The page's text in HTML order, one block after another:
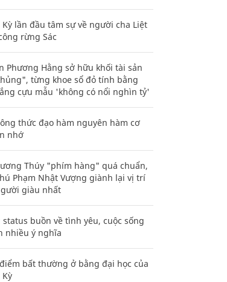
Kỳ lần đầu tâm sự về người cha Liệt
rừng Sác
Phương Hằng sở hữu khối tài sản
từng khoe sổ đỏ tính bằng
cựu mẫu 'không có nổi nghìn tỷ'
thức đạo hàm nguyên hàm cơ
nhớ
Thúy "phím hàng" quá chuẩn,
Phạm Nhật Vượng giành lại vị trí
giàu nhất
buồn về tình yêu, cuộc sống
nhiều ý nghĩa
bất thường ở bằng đại học của
Kỳ